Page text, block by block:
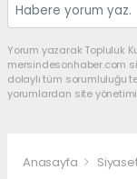
Yorum yazarak Topluluk
mersindesonhaber.com
dolaylı tüm sorumluluğu
yorumlardan site
Anasayfa